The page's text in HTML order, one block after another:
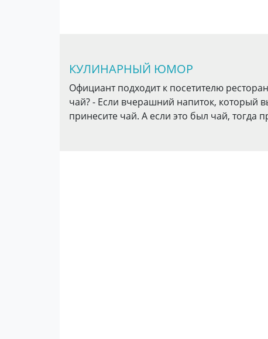
КУЛИНАРНЫЙ ЮМОР
Официант подходит к посетителю
чай? - Если вчерашний напиток, который
принесите чай. А если это был чай, тогда